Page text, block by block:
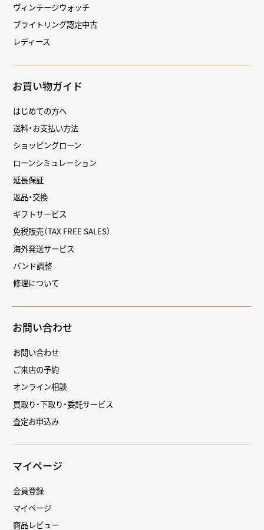
ヴィンテージウォッチ
ブライトリング認定中古
レディース
お買い物ガイド
はじめての方へ
送料・お支払い方法
ショッピングローン
ローンシミュレーション
延長保証
返品・交換
ギフトサービス
免税販売（TAX FREE SALES）
海外発送サービス
バンド調整
修理について
お問い合わせ
お問い合わせ
ご来店の予約
オンライン相談
買取り・下取り・委託サービス
査定お申込み
マイページ
会員登録
マイページ
商品レビュー